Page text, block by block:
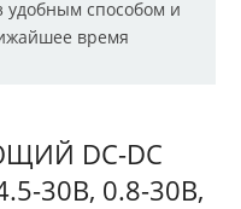
удобным способом и
время
DC-DC
30В, 0.8-30В,